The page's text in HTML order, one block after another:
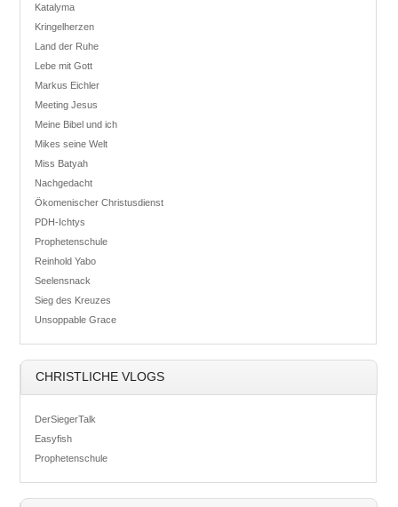
Katalyma
Kringelherzen
Land der Ruhe
Lebe mit Gott
Markus Eichler
Meeting Jesus
Meine Bibel und ich
Mikes seine Welt
Miss Batyah
Nachgedacht
Ökomenischer Christusdienst
PDH-Ichtys
Prophetenschule
Reinhold Yabo
Seelensnack
Sieg des Kreuzes
Unsoppable Grace
CHRISTLICHE VLOGS
DerSiegerTalk
Easyfish
Prophetenschule